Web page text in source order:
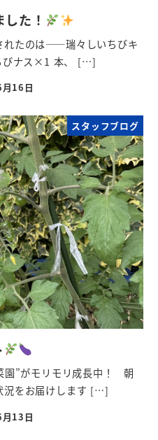
た！
れたのは――瑞々しいちびキ
びナス×1 本、 […]
16日
スタッフブログ
園”がモリモリ成長中！ 朝
況をお届けします […]
13日